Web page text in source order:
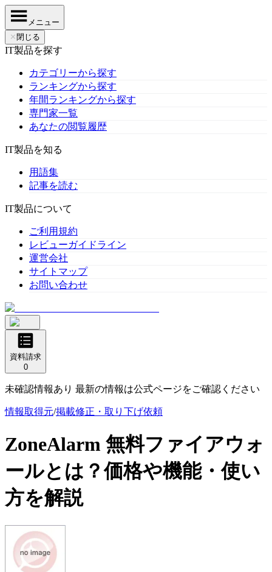
メニュー
✕ 閉じる
IT製品を探す
カテゴリーから探す
ランキングから探す
年間ランキングから探す
専門家一覧
あなたの閲覧履歴
IT製品を知る
用語集
記事を読む
IT製品について
ご利用規約
レビューガイドライン
運営会社
サイトマップ
お問い合わせ
資料請求
0
未確認情報あり 最新の情報は公式ページをご確認ください
情報取得元/掲載修正・取り下げ依頼
ZoneAlarm 無料ファイアウォ
ールとは？価格や機能・使い
方を解説